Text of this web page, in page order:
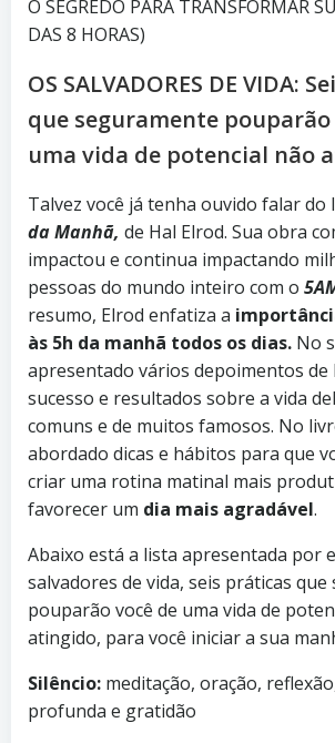
O SEGREDO PARA TRANSFORMAR
DAS 8 HORAS)
OS SALVADORES DE VIDA:
que seguramente pouparão
uma vida de potencial não
Talvez você já tenha ouvido falar do
da Manhã, de Hal Elrod. Sua obra
impactou e continua impactando
pessoas do mundo inteiro com o
resumo, Elrod enfatiza a
às 5h da manhã todos os dias. No
apresentado vários depoimentos de
sucesso e resultados sobre a vida
comuns e de muitos famosos. No
abordado dicas e hábitos para que
criar uma rotina matinal mais
favorecer um dia mais agradável.
Abaixo está a lista apresentada por
salvadores de vida, seis práticas
pouparão você de uma vida de
atingido, para você iniciar a sua
Silêncio: meditação, oração,
profunda e gratidão